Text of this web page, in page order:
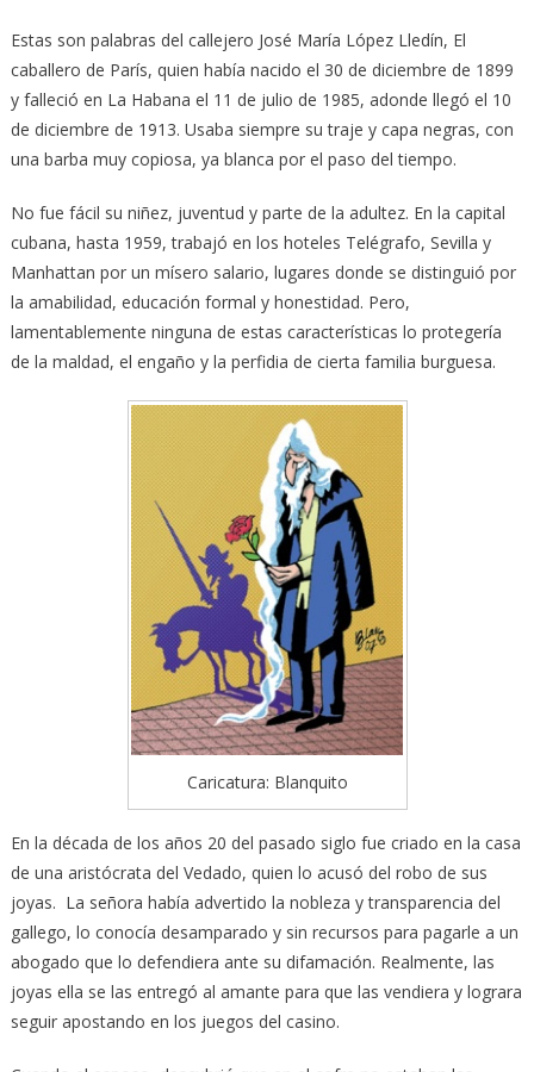
Estas son palabras del callejero José María López Lledín, El
caballero de París, quien había nacido el 30 de diciembre de 1899
y falleció en La Habana el 11 de julio de 1985, adonde llegó el 10
de diciembre de 1913. Usaba siempre su traje y capa negras, con
una barba muy copiosa, ya blanca por el paso del tiempo.
No fue fácil su niñez, juventud y parte de la adultez. En la capital
cubana, hasta 1959, trabajó en los hoteles Telégrafo, Sevilla y
Manhattan por un mísero salario, lugares donde se distinguió por
la amabilidad, educación formal y honestidad. Pero,
lamentablemente ninguna de estas características lo protegería
de la maldad, el engaño y la perfidia de cierta familia burguesa.
Caricatura: Blanquito
En la década de los años 20 del pasado siglo fue criado en la casa
de una aristócrata del Vedado, quien lo acusó del robo de sus
joyas. La señora había advertido la nobleza y transparencia del
gallego, lo conocía desamparado y sin recursos para pagarle a un
abogado que lo defendiera ante su difamación. Realmente, las
joyas ella se las entregó al amante para que las vendiera y lograra
seguir apostando en los juegos del casino.